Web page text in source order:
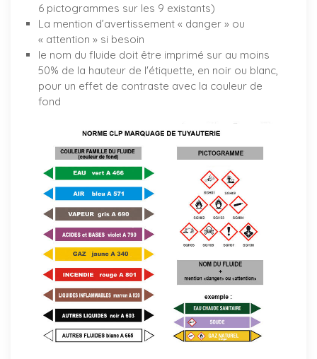
6 pictogrammes sur les 9 existants)
La mention d’avertissement « danger » ou
« attention » si besoin
le nom du fluide doit être imprimé sur au moins
50% de la hauteur de l'étiquette, en noir ou blanc,
pour un effet de contraste avec la couleur de
fond